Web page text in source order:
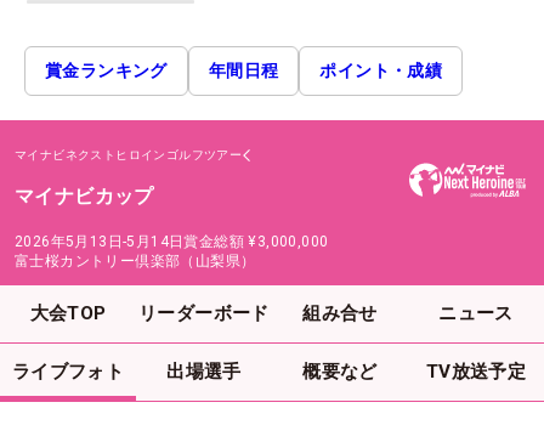
賞金ランキング 年間日程 ポイント・成績
マイナビネクストヒロインゴルフツアー
マイナビカップ
2026年5月13日-5月14日賞金総額 ¥3,000,000
富士桜カントリー倶楽部（山梨県）
大会TOP リーダーボード 組み合せ ニュース
ライブフォト 出場選手 概要など TV放送予定